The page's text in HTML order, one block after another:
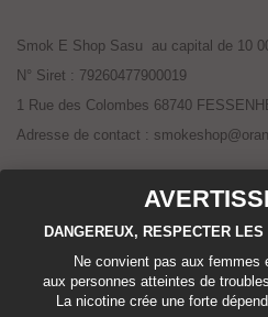
Smok E Shop Sasu au capital de 10
N° Siret : 79260477900019
1 Rue des Colombes 68740
Adresse de contact :
Hébergement du site Internet
www.franceliquide.fr
L'hébergement est effectué sur un
Kellermann 59100 ROUBAIX.
DANGEREUX, RESPECTER
Ne convient pas aux femmes
aux personnes atteintes de
La nicotine crée une forte